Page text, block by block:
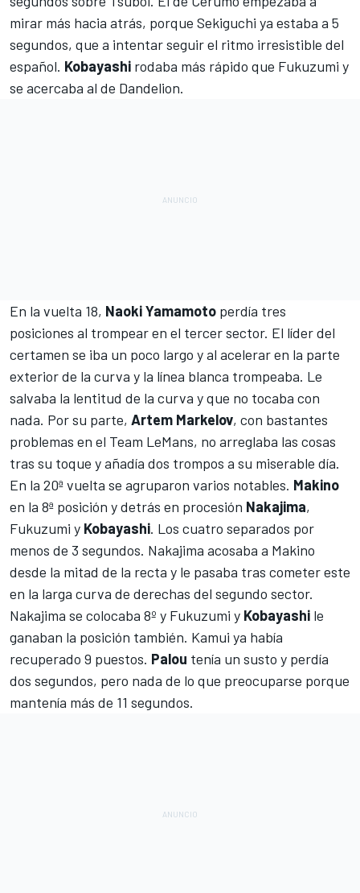
mirar más hacia atrás, porque Sekiguchi ya estaba a 5
segundos, que a intentar seguir el ritmo irresistible del
español. Kobayashi rodaba más rápido que Fukuzumi y
se acercaba al de Dandelion.
En la vuelta 18, Naoki Yamamoto perdía tres
posiciones al trompear en el tercer sector. El líder del
certamen se iba un poco largo y al acelerar en la parte
exterior de la curva y la línea blanca trompeaba. Le
salvaba la lentitud de la curva y que no tocaba con
nada. Por su parte, Artem Markelov, con bastantes
problemas en el Team LeMans, no arreglaba las cosas
tras su toque y añadía dos trompos a su miserable día.
En la 20ª vuelta se agruparon varios notables. Makino
en la 8ª posición y detrás en procesión Nakajima,
Fukuzumi y Kobayashi. Los cuatro separados por
menos de 3 segundos. Nakajima acosaba a Makino
desde la mitad de la recta y le pasaba tras cometer este
en la larga curva de derechas del segundo sector.
Nakajima se colocaba 8º y Fukuzumi y Kobayashi le
ganaban la posición también. Kamui ya había
recuperado 9 puestos. Palou tenía un susto y perdía
dos segundos, pero nada de lo que preocuparse porque
mantenía más de 11 segundos.